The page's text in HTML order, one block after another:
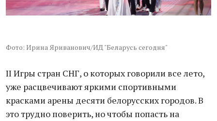
Фото: Ирина Яриванович/ИД "Беларусь сегодня"
II Игры стран СНГ, о которых говорили все лето,
уже расцвечивают яркими спортивными
красками арены десяти белорусских городов. В
это трудно поверить, но чтобы попасть на